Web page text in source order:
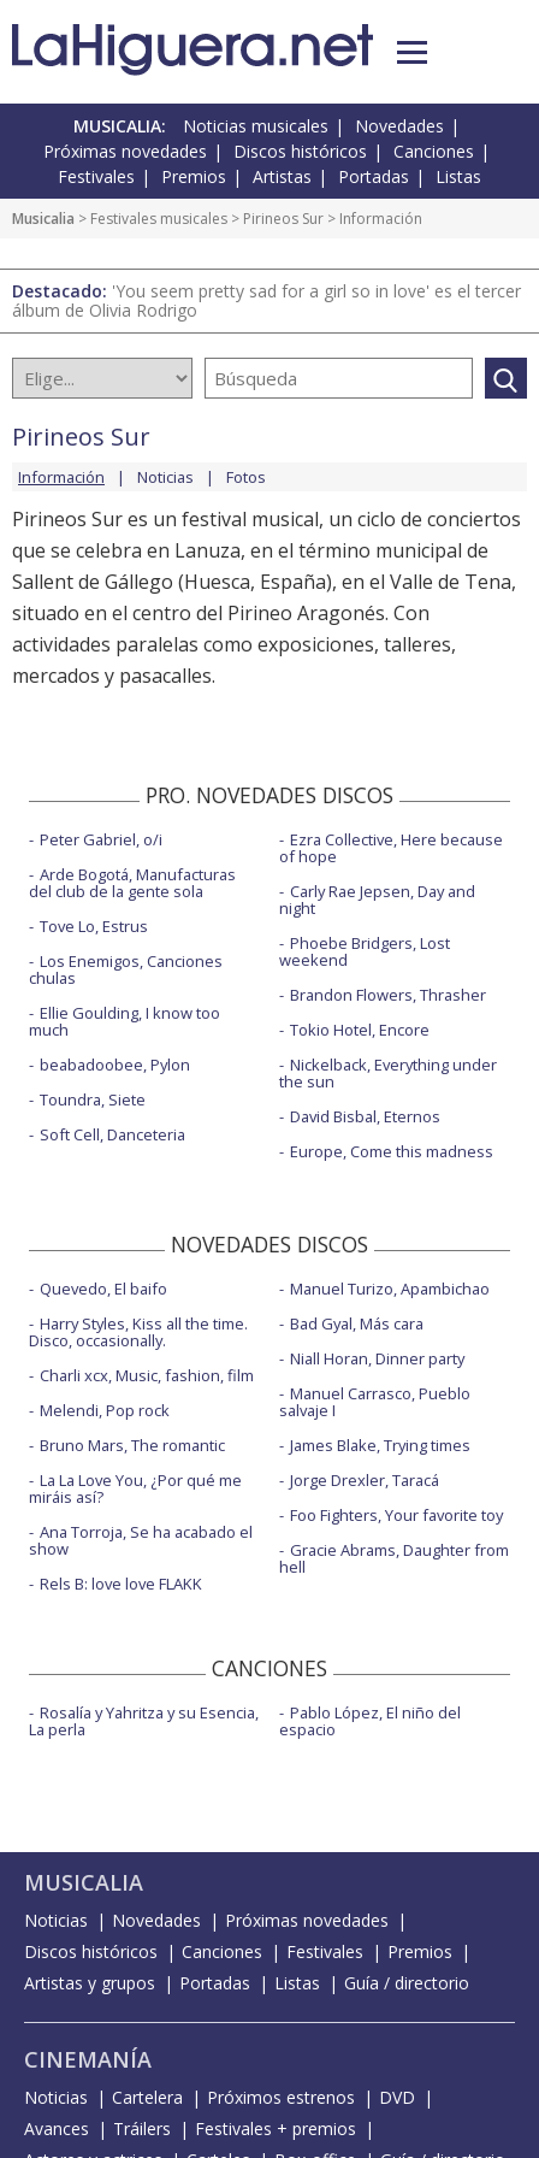
MUSICALIA: Noticias musicales
Novedades
Próximas novedades
Discos históricos
Canciones
Festivales
Premios Artistas Portadas Listas
Musicalia > Festivales musicales > Pirineos Sur > Información
Destacado: 'You seem pretty sad for a girl so in love' es el tercer
álbum de Olivia Rodrigo
Pirineos Sur
Información Noticias Fotos
Pirineos Sur es un festival musical, un ciclo de conciertos
que se celebra en Lanuza, en el término municipal de
Sallent de Gállego (Huesca, España), en el Valle de Tena,
situado en el centro del Pirineo Aragonés. Con
actividades paralelas como exposiciones, talleres,
mercados y pasacalles.
PRO. NOVEDADES DISCOS
Peter Gabriel, o/i
Arde Bogotá, Manufacturas
del club de la gente sola
Tove Lo, Estrus
Los Enemigos, Canciones
chulas
Ellie Goulding, I know too
much
beabadoobee, Pylon
Toundra, Siete
Soft Cell, Danceteria
Ezra Collective, Here because
of hope
Carly Rae Jepsen, Day and
night
Phoebe Bridgers, Lost
weekend
Brandon Flowers, Thrasher
Tokio Hotel, Encore
Nickelback, Everything under
the sun
David Bisbal, Eternos
Europe, Come this madness
NOVEDADES DISCOS
Quevedo, El baifo
Harry Styles, Kiss all the time.
Disco, occasionally.
Charli xcx, Music, fashion, film
Melendi, Pop rock
Bruno Mars, The romantic
La La Love You, ¿Por qué me
miráis así?
Ana Torroja, Se ha acabado el
show
Rels B: love love FLAKK
Manuel Turizo, Apambichao
Bad Gyal, Más cara
Niall Horan, Dinner party
Manuel Carrasco, Pueblo
salvaje I
James Blake, Trying times
Jorge Drexler, Taracá
Foo Fighters, Your favorite toy
Gracie Abrams, Daughter from
hell
CANCIONES
Rosalía y Yahritza y su Esencia,
La perla
Pablo López, El niño del
espacio
MUSICALIA
Noticias Novedades
Próximas novedades
Discos históricos
Canciones Festivales
Premios
Artistas y grupos
Portadas Listas Guía / directorio
CINEMANÍA
Noticias Cartelera Próximos estrenos
DVD
Avances
Tráilers
Festivales + premios